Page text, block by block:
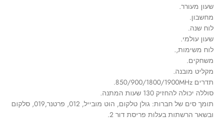
שעון מעורר.
מחשבון.
לוח שנה.
שעון עולמי.
לוח משימות,.
משחקים.
מקליט מובנה.
תדרים 850/900/1800/1900MHz.
סוללה יכולה להחזיק 130 שעות המתנה.
תומך סים של חברות: גולן טלקום, הוט מובייל, 012, פרטנר,019, סלקום
ובשאר הרשתות בעלות פריסת דור 2.